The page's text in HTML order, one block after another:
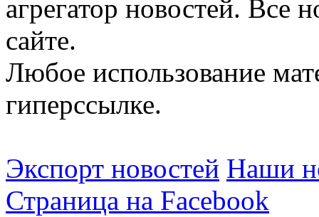
агрегатор новостей. Все
сайте.
Любое использование
гиперссылке.
Экспорт новостей Наши
Страница на Facebook